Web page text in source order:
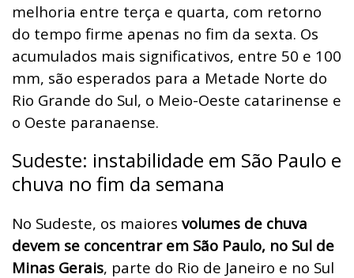
melhoria entre terça e quarta, com retorno
do tempo firme apenas no fim da sexta. Os
acumulados mais significativos, entre 50 e 100
mm, são esperados para a Metade Norte do
Rio Grande do Sul, o Meio-Oeste catarinense e
o Oeste paranaense.
Sudeste: instabilidade em São Paulo e
chuva no fim da semana
No Sudeste, os maiores volumes de chuva
devem se concentrar em São Paulo, no Sul de
Minas Gerais, parte do Rio de Janeiro e no Sul